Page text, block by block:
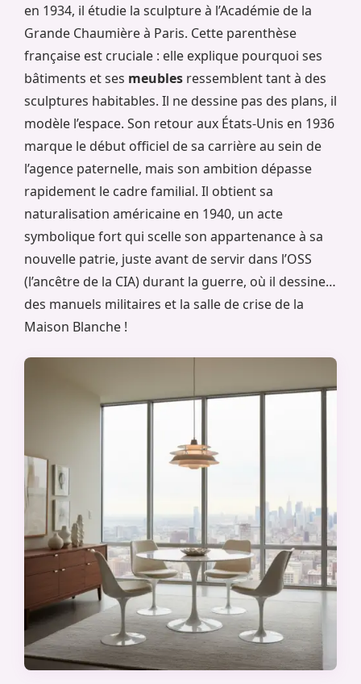
en 1934, il étudie la sculpture à l’Académie de la
Grande Chaumière à Paris. Cette parenthèse
française est cruciale : elle explique pourquoi ses
bâtiments et ses meubles ressemblent tant à des
sculptures habitables. Il ne dessine pas des plans, il
modèle l’espace. Son retour aux États-Unis en 1936
marque le début officiel de sa carrière au sein de
l’agence paternelle, mais son ambition dépasse
rapidement le cadre familial. Il obtient sa
naturalisation américaine en 1940, un acte
symbolique fort qui scelle son appartenance à sa
nouvelle patrie, juste avant de servir dans l’OSS
(l’ancêtre de la CIA) durant la guerre, où il dessine…
des manuels militaires et la salle de crise de la
Maison Blanche !